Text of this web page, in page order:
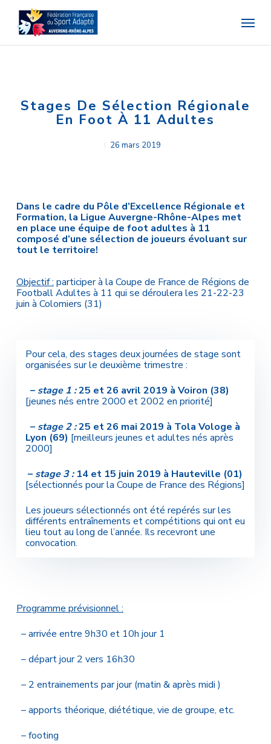
main
content
Menu
Stages De Sélection Régionale
En Foot À 11 Adultes
26 mars 2019
Dans le cadre du Pôle d’Excellence Régionale et
Formation, la Ligue Auvergne-Rhône-Alpes met
en place une équipe de foot adultes à 11
composé d’une sélection de joueurs évoluant sur
tout le territoire!
Objectif : participer à la Coupe de France de Régions de
Football Adultes à 11 qui se déroulera les 21-22-23
juin à Colomiers (31)
Pour cela, des stages deux journées de stage sont
organisées sur le deuxième trimestre :
– stage 1 :25 et 26 avril 2019 à Voiron (38)
[jeunes nés entre 2000 et 2002 en priorité]
– stage 2 :25 et 26 mai 2019 à Tola Vologe à
Lyon (69) [meilleurs jeunes et adultes nés après
2000]
– stage 3 :14 et 15 juin 2019 à Hauteville (01)
[sélectionnés pour la Coupe de France des Régions]
Les joueurs sélectionnés ont été repérés sur les
différents entraînements et compétitions qui ont eu
lieu tout au long de l’année. Ils recevront une
convocation.
Programme prévisionnel :
– arrivée entre 9h30 et 10h jour 1
– départ jour 2 vers 16h30
– 2 entrainements par jour (matin & après midi )
– apports théorique, diététique, vie de groupe, etc.
– footing